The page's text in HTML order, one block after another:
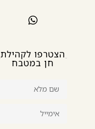
הצטרפו לקהילת
חן במטבח